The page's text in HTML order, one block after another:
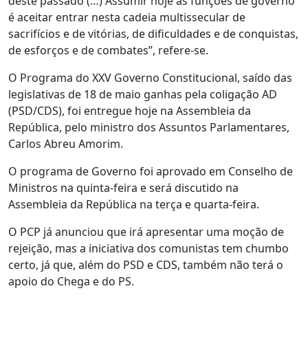
é aceitar entrar nesta cadeia multissecular de
sacrifícios e de vitórias, de dificuldades e de conquistas,
de esforços e de combates”, refere-se.
O Programa do XXV Governo Constitucional, saído das
legislativas de 18 de maio ganhas pela coligação AD
(PSD/CDS), foi entregue hoje na Assembleia da
República, pelo ministro dos Assuntos Parlamentares,
Carlos Abreu Amorim.
O programa de Governo foi aprovado em Conselho de
Ministros na quinta-feira e será discutido na
Assembleia da República na terça e quarta-feira.
O PCP já anunciou que irá apresentar uma moção de
rejeição, mas a iniciativa dos comunistas tem chumbo
certo, já que, além do PSD e CDS, também não terá o
apoio do Chega e do PS.